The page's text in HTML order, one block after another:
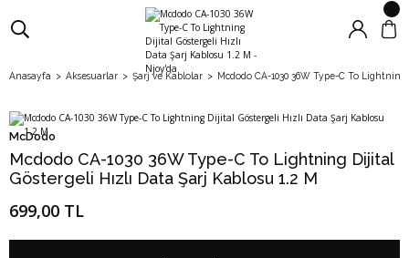
Anasayfa Aksesuarlar Şarj ve Kablolar Mcdodo CA-1030 36W Type-C To
McDodo
Mcdodo CA-1030 36W Type-C To Lightning Dijital
Göstergeli Hızlı Data Şarj Kablosu 1.2 M
699,00 TL